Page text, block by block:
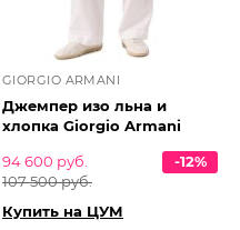
GIORGIO ARMANI
Джемпер изо льна и
хлопка Giorgio Armani
94 600 руб.
107 500 руб.
-12%
Купить на ЦУМ